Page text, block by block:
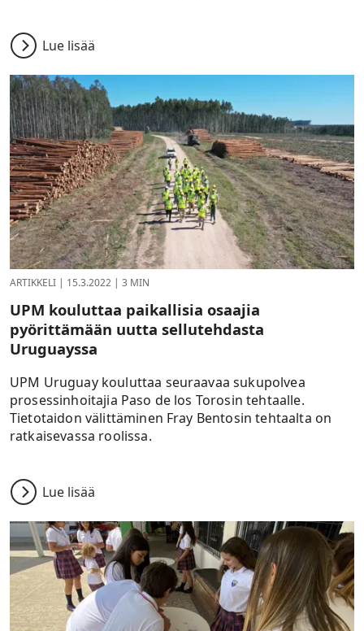
Lue lisää
ARTIKKELI | 15.3.2022 | 3 MIN
UPM kouluttaa paikallisia osaajia
pyörittämään uutta sellutehdasta
Uruguayssa
UPM Uruguay kouluttaa seuraavaa sukupolvea
prosessinhoitajia Paso de los Torosin tehtaalle.
Tietotaidon välittäminen Fray Bentosin tehtaalta on
ratkaisevassa roolissa.
Lue lisää